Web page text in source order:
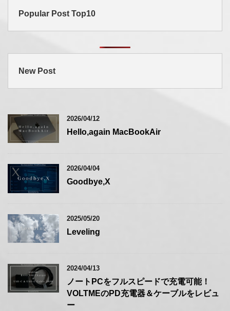
Popular Post Top10
New Post
2026/04/12
Hello,again MacBookAir
2026/04/04
Goodbye,X
2025/05/20
Leveling
2024/04/13
ノートPCをフルスピードで充電可能！
VOLTMEのPD充電器＆ケーブルをレビュ
ー